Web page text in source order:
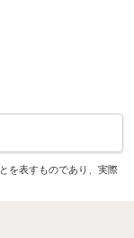
を表すものであり、実際